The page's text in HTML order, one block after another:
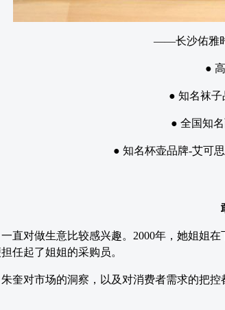
——长沙佑雅
●
● 知名袜子
● 全国知
● 知名杯壶品牌-艾可
直对做生意比较感兴趣。2000年，她姐姐
任起了姐姐的采购员。
奎对市场的洞察，以及对消费者需求的把